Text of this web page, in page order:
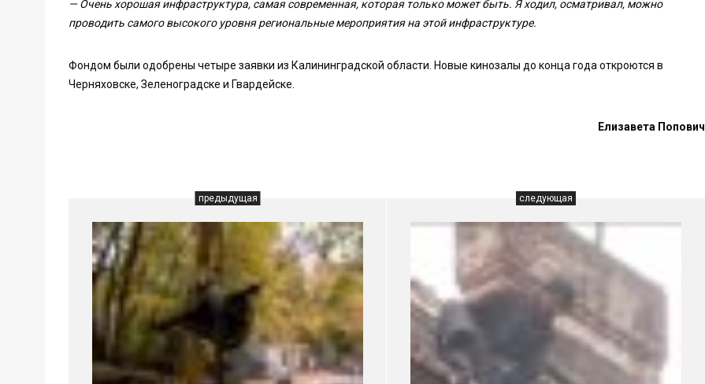
— Очень хорошая инфраструктура, самая современная, которая только может быть. Я ходил, осматривал, можно
проводить самого высокого уровня региональные мероприятия на этой инфраструктуре.
Фондом были одобрены четыре заявки из Калининградской области. Новые кинозалы до конца года откроются в
Черняховске, Зеленоградске и Гвардейске.
Елизавета Попович
предыдущая следующая